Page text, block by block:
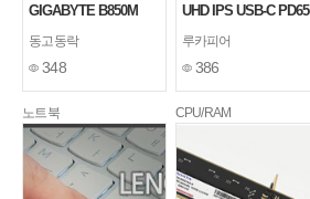
GIGABYTE B850M
이씨현
동고동락
348
UHD IPS USB-C PD65
니터 사용기
루카피어
386
노트북 CPU/RAM